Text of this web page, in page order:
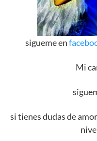
sigueme en
Mi
si tienes dudas de